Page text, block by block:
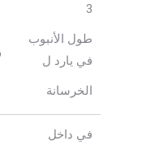
3
طول الأنبوب
في يارد ل
الخرسانة
في داخل